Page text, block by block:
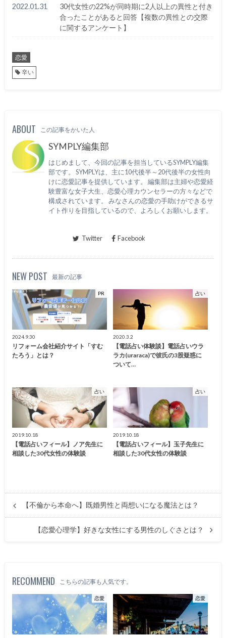
2022.01.31
30代女性の22%が同時期に2人以上の異性と付き
合ったことがあると回答【複数の異性との交際
に関するアンケート】
恋愛
辛い
ABOUT この記事をかいた人
SYMPLY編集部
はじめまして、今回の記事を担当しているSYMPLY編集
部です。 SYMPLYは、主に10代後半～20代後半の女性向
けに恋愛記事を提供しています。 編集部は主婦や恋愛経
験豊富な女子大生、恋愛心理カウンセラーの方々などで
構成されています。 みなさんの恋愛の手助けができるサ
イト作りを目指しているので、よろしくお願いします。
Twitter Facebook
NEW POST 最新の記事
PR
2024.9.30
リフォーム会社紹介サイト「すむ
たろう」とは？
占い
2020.3.2
【電話占い体験談】電話占いウラ
ラカ(uraraca)で彼氏の3股疑惑に
ついて…
占い
2019.10.18
【電話占いフィール】ノア先生に
相談した30代女性の体験談
占い
2019.10.18
【電話占いフィール】玉子先生に
相談した30代女性の体験談
【不倫から本命へ】既婚男性と両想いになる魔法とは？
【恋愛心理学】好きな女性にする男性のしぐさとは？
RECOMMEND こちらの記事も人気です。
恋愛 恋愛